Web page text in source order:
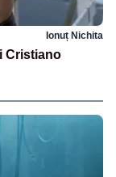
Ionuț Nichita
Cristiano